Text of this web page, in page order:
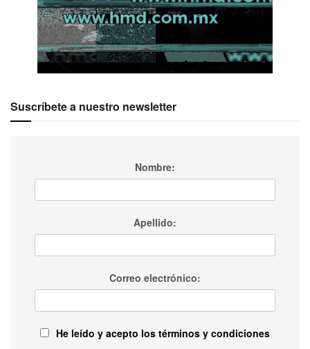
Suscríbete a nuestro newsletter
Nombre:
Apellido:
Correo electrónico:
He leído y acepto los términos y condiciones